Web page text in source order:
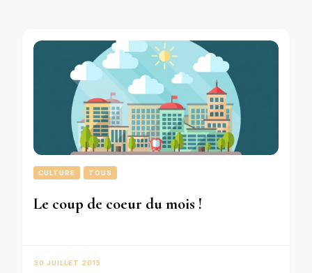
CULTURE TOUS
Le coup de coeur du mois !
30 JUILLET 2015